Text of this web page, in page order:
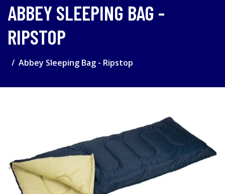
ABBEY SLEEPING BAG -
RIPSTOP
Abbey Sleeping Bag - Ripstop